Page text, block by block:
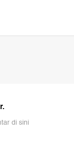
di sini